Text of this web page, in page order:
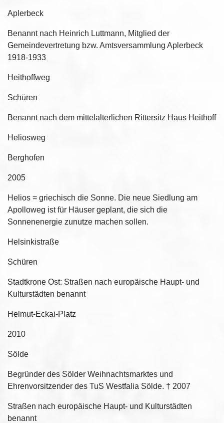
Aplerbeck
Benannt nach Heinrich Luttmann, Mitglied der
Gemeindevertretung bzw. Amtsversammlung Aplerbeck
1918-1933
Heithoffweg
Schüren
Benannt nach dem mittelalterlichen Rittersitz Haus Heithoff
Heliosweg
Berghofen
2005
Helios = griechisch die Sonne. Die neue Siedlung am
Apolloweg ist für Häuser geplant, die sich die
Sonnenenergie zunutze machen sollen.
Helsinkistraße
Schüren
Stadtkrone Ost: Straßen nach europäische Haupt- und
Kulturstädten benannt
Helmut-Eckai-Platz
2010
Sölde
Begründer des Sölder Weihnachtsmarktes und
Ehrenvorsitzender des TuS Westfalia Sölde. † 2007
Straßen nach europäische Haupt- und Kulturstädten
benannt